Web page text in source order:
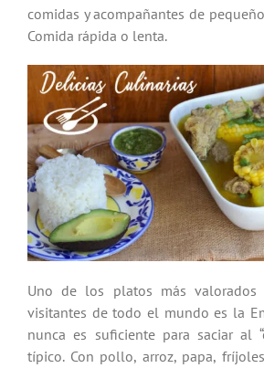
comidas y acompañantes de
Comida rápida o lenta.
Uno de los platos más
visitantes de todo el mundo es la
nunca es suficiente para saciar al
típico. Con pollo, arroz, papa,